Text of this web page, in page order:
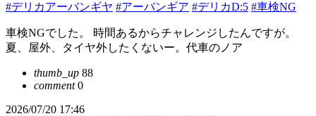
#デリカアーバンギヤ #アーバンギア #デリカD:5 #車検NG
車検NGでした。 時間あるからチャレンジしたんですが。
夏、屋外、タイヤ外したくないー。代車のノア
thumb_up 88
comment0
2026/07/20 17:46